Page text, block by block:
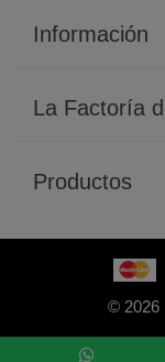
Información
La Factoría
Productos
© 2026